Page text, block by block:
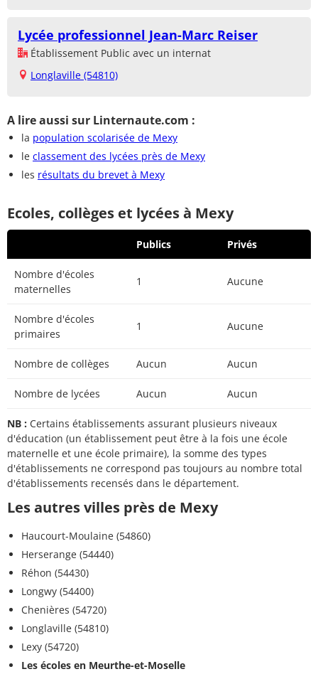
Lycée professionnel Jean-Marc Reiser
Établissement Public avec un internat
Longlaville (54810)
A lire aussi sur Linternaute.com :
la population scolarisée de Mexy
le classement des lycées près de Mexy
les résultats du brevet à Mexy
Ecoles, collèges et lycées à Mexy
Publics Privés
Nombre d'écoles
maternelles
1 Aucune
Nombre d'écoles
primaires
1 Aucune
Nombre de collèges Aucun Aucun
Nombre de lycées Aucun Aucun
NB : Certains établissements assurant plusieurs niveaux
d'éducation (un établissement peut être à la fois une école
maternelle et une école primaire), la somme des types
d'établissements ne correspond pas toujours au nombre total
d'établissements recensés dans le département.
Les autres villes près de Mexy
Haucourt-Moulaine (54860)
Herserange (54440)
Réhon (54430)
Longwy (54400)
Chenières (54720)
Longlaville (54810)
Lexy (54720)
Les écoles en Meurthe-et-Moselle